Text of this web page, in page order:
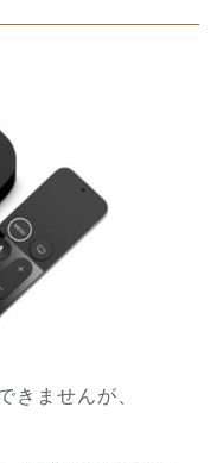
きませんが、